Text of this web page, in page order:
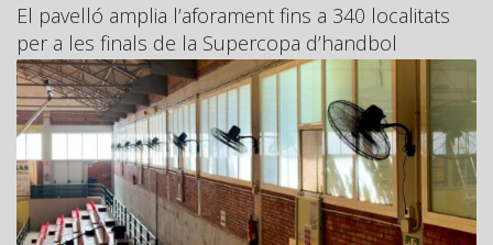
El pavelló amplia l’aforament fins a 340 localitats
per a les finals de la Supercopa d’handbol